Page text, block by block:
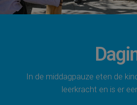
In de middagpauze eten de
leerkracht en is er